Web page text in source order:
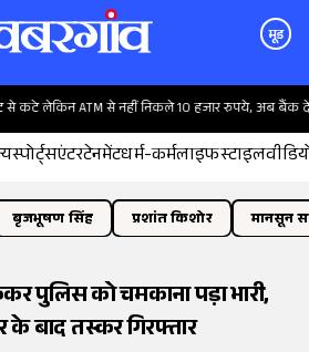
मूड
लेकिन ATM से नहीं निकले 10 हजार रुपये, अब बैंक देगा
स्पोर्ट्सएंटरटेनमेंटधर्म-कर्मलाइफस्टाइल
बृजभूषण सिंह प्रशांत किशोर मानसून
पुलिस को चमकाना पड़ा भारी,
के बाद तस्कर गिरफ्तार